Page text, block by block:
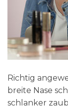
Richtig
breite Nase
schlanker